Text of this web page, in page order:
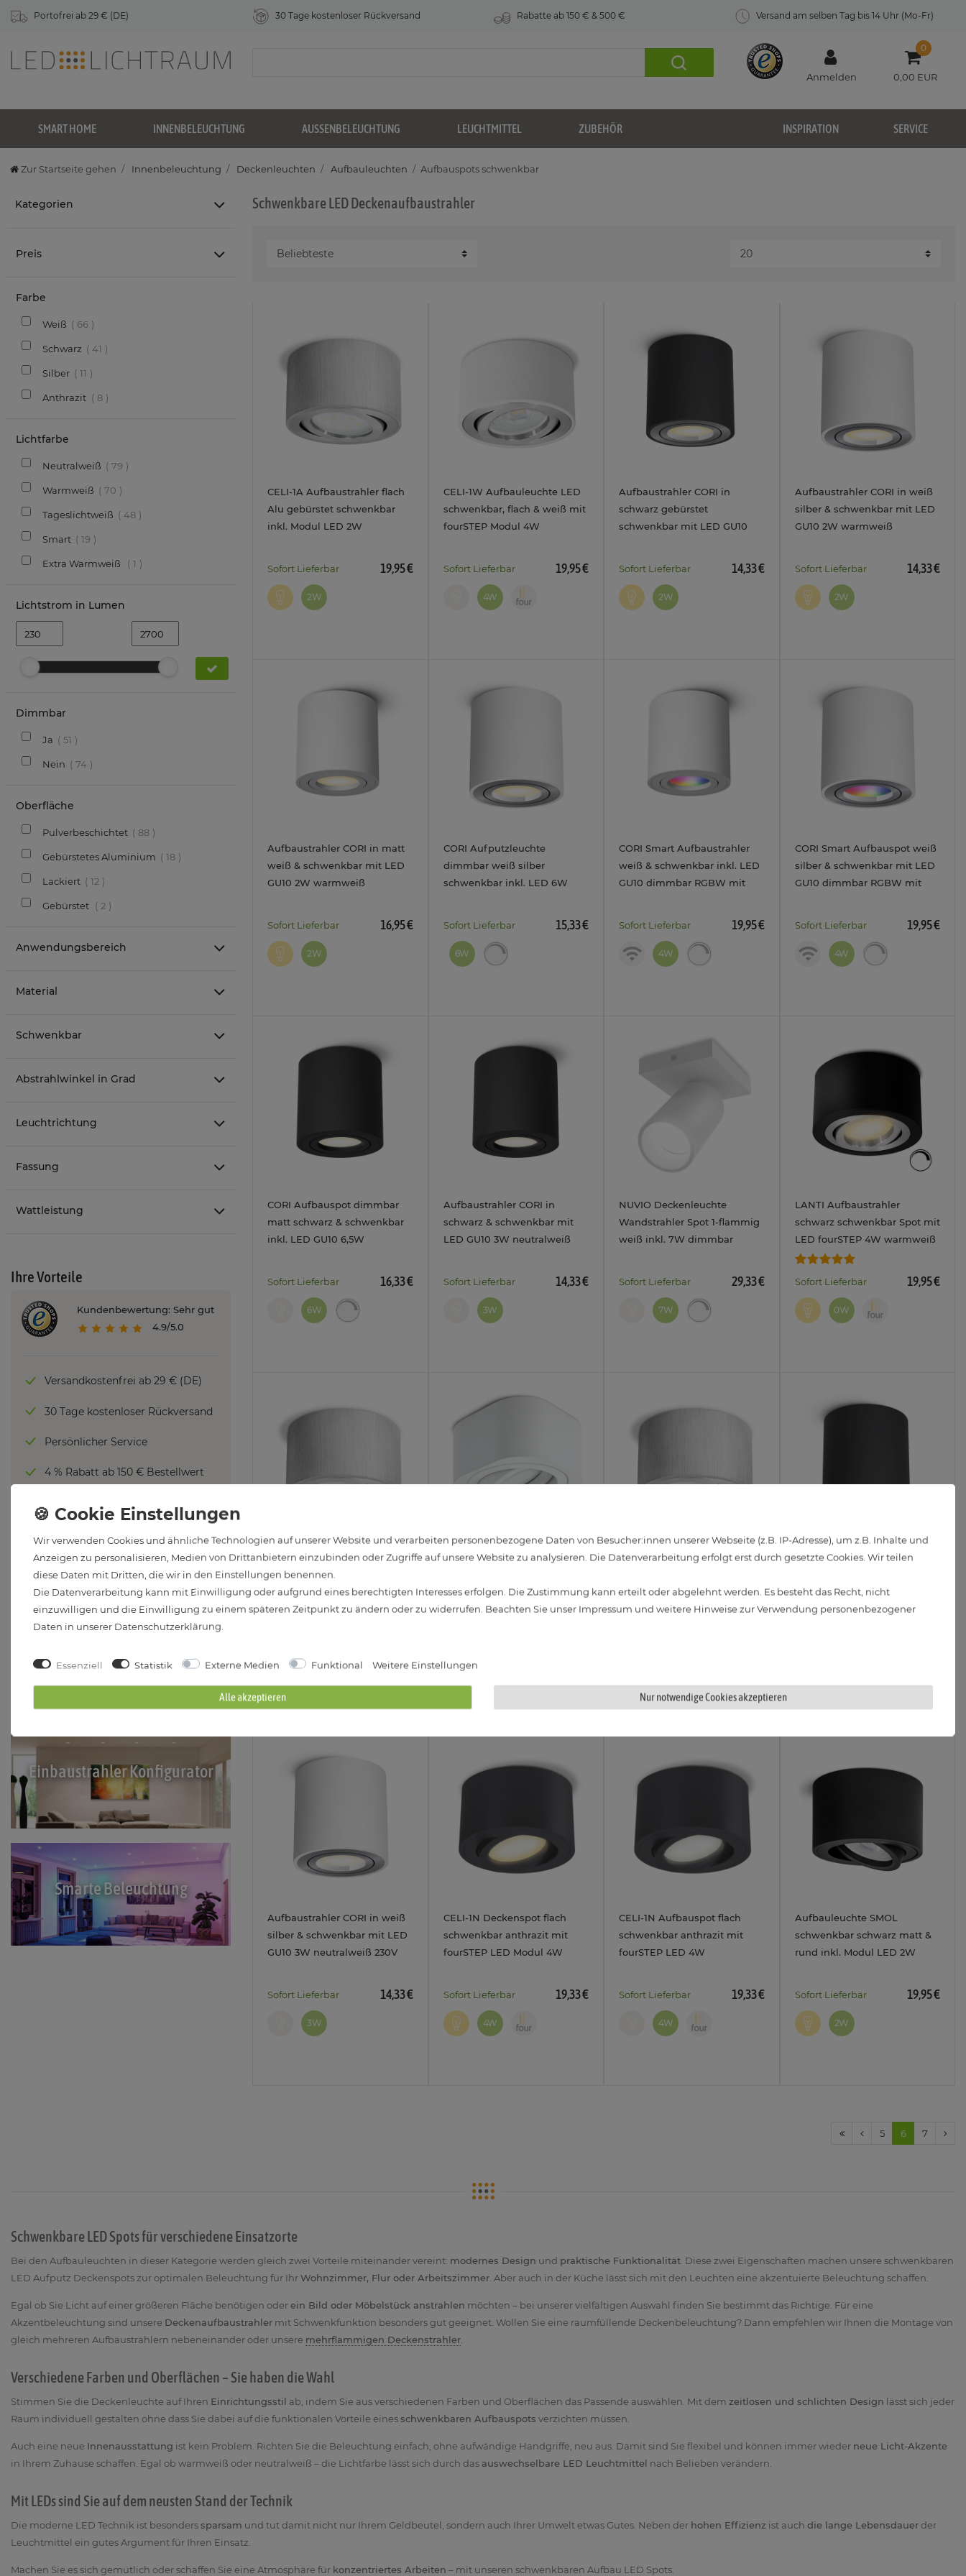
Portofrei ab 29 € (DE) 30 Tage kostenloser Rückversand Rabatte ab 150 € & 500 € Versand am selben Tag bis 14 Uhr (Mo-Fr)
Anmelden
0
0,00 EUR
SMART HOME INNENBELEUCHTUNG AUSSENBELEUCHTUNG LEUCHTMITTEL ZUBEHÖR SERVICE
INSPIRATION
Zur Startseite gehen Innenbeleuchtung Deckenleuchten Aufbauleuchten Aufbauspots schwenkbar
Kategorien
Preis
Farbe
Weiß 66
Schwarz 41
Silber 11
Anthrazit 8
Lichtfarbe
Neutralweiß 79
Warmweiß 70
Tageslichtweiß 48
Smart 19
Extra Warmweiß 1
Lichtstrom in Lumen
Dimmbar
Ja 51
Nein 74
Oberfläche
Pulverbeschichtet 88
Gebürstetes Aluminium 18
Lackiert 12
Gebürstet 2
Anwendungsbereich
Material
Schwenkbar
Abstrahlwinkel in Grad
Leuchtrichtung
Fassung
Wattleistung
Ihre Vorteile
Kundenbewertung: Sehr gut
4.9/5.0
Versandkostenfrei ab 29 € (DE)
30 Tage kostenloser Rückversand
Persönlicher Service
4 % Rabatt ab 150 € Bestellwert
LED Kaufberatung
Wieviel Lumen pro m²?
Einbaustrahler Konfigurator
Smarte Beleuchtung
Schwenkbare LED Deckenaufbaustrahler
CELI-1A Aufbaustrahler flach
Alu gebürstet schwenkbar
inkl. Modul LED 2W
Sofort Lieferbar 19,95 €
2W
CELI-1W Aufbauleuchte LED
schwenkbar, flach & weiß mit
fourSTEP Modul 4W
Sofort Lieferbar 19,95 €
4W
Aufbaustrahler CORI in
schwarz gebürstet
schwenkbar mit LED GU10
Sofort Lieferbar 14,33 €
2W
Aufbaustrahler CORI in weiß
silber & schwenkbar mit LED
GU10 2W warmweiß
Sofort Lieferbar 14,33 €
2W
Aufbaustrahler CORI in matt
weiß & schwenkbar mit LED
GU10 2W warmweiß
Sofort Lieferbar 16,95 €
2W
CORI Aufputzleuchte
dimmbar weiß silber
schwenkbar inkl. LED 6W
Sofort Lieferbar 15,33 €
6W
CORI Smart Aufbaustrahler
weiß & schwenkbar inkl. LED
GU10 dimmbar RGBW mit
Sofort Lieferbar 19,95 €
4W
CORI Smart Aufbauspot weiß
silber & schwenkbar mit LED
GU10 dimmbar RGBW mit
Sofort Lieferbar 19,95 €
4W
CORI Aufbauspot dimmbar
matt schwarz & schwenkbar
inkl. LED GU10 6,5W
Sofort Lieferbar 16,33 €
6W
Aufbaustrahler CORI in
schwarz & schwenkbar mit
LED GU10 3W neutralweiß
Sofort Lieferbar 14,33 €
3W
NUVIO Deckenleuchte
Wandstrahler Spot 1-flammig
weiß inkl. 7W dimmbar
Sofort Lieferbar 29,33 €
7W
LANTI Aufbaustrahler
schwarz schwenkbar Spot mit
LED fourSTEP 4W warmweiß
Sofort Lieferbar 19,95 €
0W
CELI-1A Aufbauspot flach Alu
gebürstet schwenkbar inkl.
fourSTEP LED Modul 4W
warmweiss 230V
0W
Flacher LED Aufbauspot
inkl. LED Modul 4W
LumiFLEX LED GU10 5W
CELI-1A flacher Decken
schwenkbar inkl. LED Modul
4W LumiFLEX Lichtfarbe
Aufbaustrahler CORI in
schwenkbar mit LED GU10
3W neutralweiß 230V
Aufbaustrahler CORI in weiß
silber & schwenkbar mit LED
GU10 3W neutralweiß 230V
Sofort Lieferbar 14,33 €
3W
CELI-1N Deckenspot flach
schwenkbar anthrazit mit
fourSTEP LED Modul 4W
Sofort Lieferbar 19,33 €
4W
CELI-1N Aufbauspot flach
schwenkbar anthrazit mit
fourSTEP LED 4W
Sofort Lieferbar 19,33 €
4W
Aufbauleuchte SMOL
schwenkbar schwarz matt &
rund inkl. Modul LED 2W
Sofort Lieferbar 19,95 €
2W
5 6 7
Schwenkbare LED Spots für verschiedene Einsatzorte
Bei den Aufbauleuchten in dieser Kategorie werden gleich zwei Vorteile miteinander vereint: modernes Design und praktische Funktionalität. Diese zwei Eigenschaften machen unsere schwenkbaren
LED Aufputz Deckenspots zur optimalen Beleuchtung für IhrWohnzimmer, Flur oder Arbeitszimmer. Aber auch in der Küche lässt sich mit den Leuchten eine akzentuierte Beleuchtung schaffen.
Egal ob Sie Licht auf einer größeren Fläche benötigen oderein Bild oder Möbelstück anstrahlen möchten – bei unserer vielfältigen Auswahl finden Sie bestimmt das Richtige. Für eine
Akzentbeleuchtung sind unsere Deckenaufbaustrahler mit Schwenkfunktion besonders gut geeignet. Wollen Sie eine raumfüllende Deckenbeleuchtung? Dann empfehlen wir Ihnen die Montage von
gleich mehreren Aufbaustrahlern nebeneinander oder unsere mehrflammigen Deckenstrahler.
Verschiedene Farben und Oberflächen – Sie haben die Wahl
Stimmen Sie die Deckenleuchte auf Ihren Einrichtungsstil ab, indem Sie aus verschiedenen Farben und Oberflächen das Passende auswählen. Mit dem zeitlosen und schlichten Design lässt sich jeder
Raum individuell gestalten ohne dass Sie dabei auf die funktionalen Vorteile einesschwenkbaren Aufbauspots verzichten müssen.
Auch eine neue Innenausstattung ist kein Problem. Richten Sie die Beleuchtung einfach, ohne aufwändige Handgriffe, neu aus. Damit sind Sie flexibel und können immer wieder neue Licht-Akzente
in Ihrem Zuhause schaffen. Egal ob warmweiß oder neutralweiß – die Lichtfarbe lässt sich durch das auswechselbare LED Leuchtmittel nach Belieben verändern.
Mit LEDs sind Sie auf dem neusten Stand der Technik
Die moderne LED Technik ist besonderssparsam und tut damit nicht nur Ihrem Geldbeutel, sondern auch Ihrer Umwelt etwas Gutes. Neben der hohen Effizienz ist auch die lange Lebensdauerder
Leuchtmittel ein gutes Argument für Ihren Einsatz.
Machen Sie es sich gemütlich oder schaffen Sie eine Atmosphäre für konzentriertes Arbeiten – mit unseren schwenkbaren Aufbau LED Spots.
Wir verwenden Cookies und ähnliche Technologien auf unserer Website und verarbeiten personenbezogene Daten von Besucher:innen unserer Webseite (z.B. IP-Adresse), um z.B. Inhalte und
Anzeigen zu personalisieren, Medien von Drittanbietern einzubinden oder Zugriffe auf unsere Website zu analysieren. Die Datenverarbeitung erfolgt erst durch gesetzte Cookies. Wir teilen
diese Daten mit Dritten, die wir in den Einstellungen benennen.
Die Datenverarbeitung kann mit Einwilligung oder aufgrund eines berechtigten Interesses erfolgen. Die Zustimmung kann erteilt oder abgelehnt werden. Es besteht das Recht, nicht
einzuwilligen und die Einwilligung zu einem späteren Zeitpunkt zu ändern oder zu widerrufen. Beachten Sie unser Impressum und weitere Hinweise zur Verwendung personenbezogener
Daten in unserer Daten­schutz­erklärung
Essenziell Statistik Externe Medien Funktional Weitere Einstellungen
Alle akzeptieren Nur notwendige Cookies akzeptieren